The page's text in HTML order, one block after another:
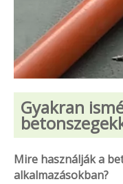
Gyakran
Mire használják a
alkalmazásokban?